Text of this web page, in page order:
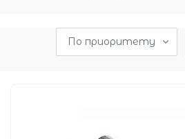
По приоритету